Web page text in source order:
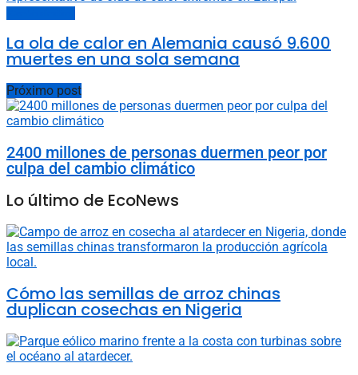
La ola de calor en Alemania causó 9.600
muertes en una sola semana
Próximo post
2400 millones de personas duermen peor por
culpa del cambio climático
Lo último de EcoNews
Cómo las semillas de arroz chinas
duplican cosechas en Nigeria